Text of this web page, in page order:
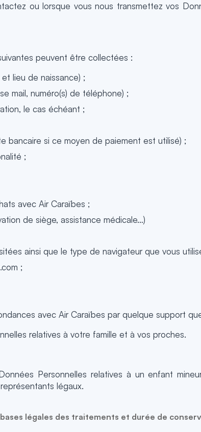
ou lorsque vous nous transmettez vos
peuvent être collectées :
lieu de naissance) ;
mail, numéro(s) de téléphone) ;
le cas échéant ;
bancaire si ce moyen de paiement est utilisé) ;
;
avec Air Caraïbes ;
de siège, assistance médicale…)
ainsi que le type de navigateur que vous
;
avec Air Caraïbes par quelque support
relatives à votre famille et à vos proches.
Personnelles relatives à un enfant
légaux.
légales des traitements et durée de